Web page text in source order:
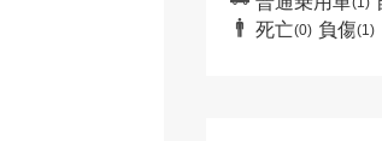
死亡(0) 負傷(1)